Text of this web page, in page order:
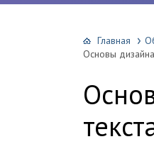
Главная
Основы дизайна